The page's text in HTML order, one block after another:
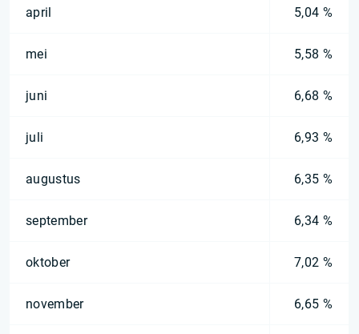
april 5,04 %
mei 5,58 %
juni 6,68 %
juli 6,93 %
augustus 6,35 %
september 6,34 %
oktober 7,02 %
november 6,65 %